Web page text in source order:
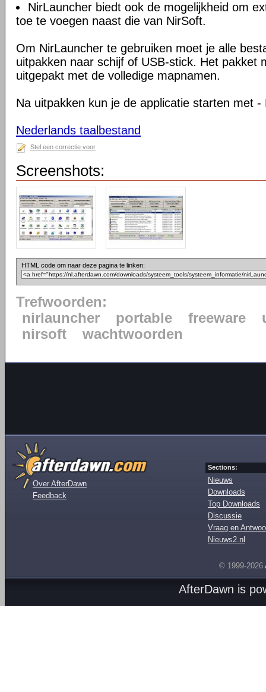
NirLauncher biedt ook de mogelijkheid om
toe te voegen naast die van NirSoft.
Om NirLauncher te gebruiken moet je alle
uitpakken naar schijf of USB-stick. Het pakket
uitgepakt met de volledige mapnamen.
Na uitpakken kun je de applicatie starten met -
Nederlands taalbestand
Stel een correctie voor
Screenshots:
HTML code om naar deze pagina te linken:
Trefwoorden:
nirlauncher
portable freeware
nirsoft
wachtwoorden
Over AfterDawn
Feedback
Sections:
Nieuws
Downloads
Top Downloads
Discussie
Vraag en
Nieuws2.nl
© 1999-2026
AfterDawn is